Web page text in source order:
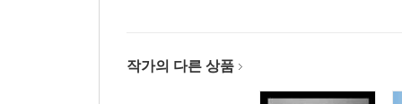
작가의 다른 상품